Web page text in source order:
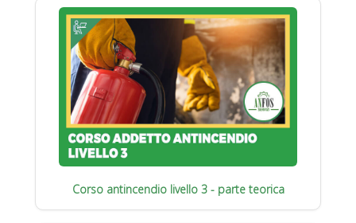
Corso antincendio livello 3 - parte teorica